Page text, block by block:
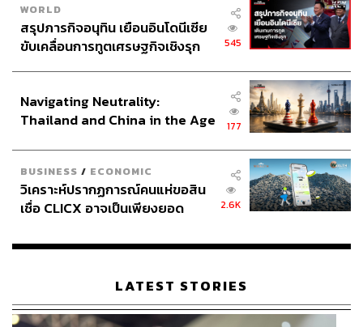
การครอบแก้ว
เป็นการบำบัดอาการปวด คือการใช้กระปุกสุญญากาศครอบ
ไปบนผิวหนัง โดยมีวิธีทำให้กระปุกเกิดสุญญากาศ ทั้งจาก
การใช้ไฟลนภายในกระปุกก่อนที่จะครอบลงบนผิวหนัง หรือ
การที่ใช้อุปกรณ์ดูดอากาศออกจากกระปุกที่ครอบลงไปแล้ว
ซึ่งการครอบแก้วมีสรรพคุณคือช่วยกระตุ้นระบบการไหล
เวียนของโลหิต, ปรับการไหลของเลือดลม ไม่ให้เกิดการอุด
ตัน, ช่วยบรรเทาอาการอาการปวดเมื่อยกล้ามเนื้อจากการคั่ง
ของของเสีย, กระตุ้นการไหลเวียนของระบบน้ำเหลือง, เสริม
สร้างภูมิคุ้มกันที่แข็งแรง และการตอบสนองต่อการอักเสบ,
ปวดเคล็ดตามเส้น, ช่วยจำกัดของเสีย และระบายความชื้น
WORLD
สรุปภารกิจอนุทิน เยือนอินโดนีเซีย
ขับเคลื่อนการทูตเศรษฐกิจเชิงรุก
545
Navigating Neutrality:
Thailand and China in the Age
177
BUSINESS / ECONOMIC
วิเคราะห์ปรากฏการณ์คนแห่ขอสิน
เชื่อ CLICX อาจเป็นเพียงยอด
เรือนไทยที่ถูกซุกไว้
2.6K
LATEST STORIES